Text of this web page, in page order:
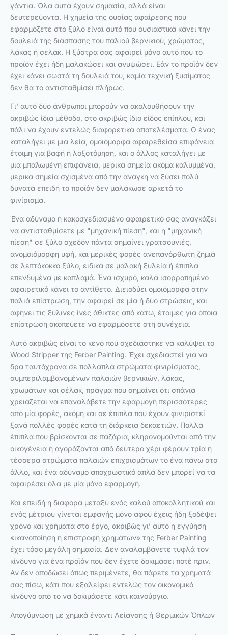
γάντια. Όλα αυτά έχουν σημασία, αλλά είναι
δευτερεύοντα. Η χημεία της ουσίας αφαίρεσης που
εφαρμόζετε στο ξύλο είναι αυτό που ουσιαστικά κάνει την
δουλειά της διάσπασης του παλιού βερνικιού, χρώματος,
λάκας ή σελακ. Η ξύστρα σας αφαιρεί μόνο αυτό που το
προϊόν έχει ήδη μαλακώσει και ανυψώσει. Εάν το προϊόν δεν
έχει κάνει σωστά τη δουλειά του, καμία τεχνική ξυσίματος
δεν θα το αντισταθμίσει πλήρως.
Γι' αυτό δύο άνθρωποι μπορούν να ακολουθήσουν την
ακριβώς ίδια μέθοδο, στο ακριβώς ίδιο είδος επίπλου, και
πάλι να έχουν εντελώς διαφορετικά αποτελέσματα. Ο ένας
καταλήγει με μια λεία, ομοιόμορφα αφαιρεθείσα επιφάνεια
έτοιμη για βαφή ή λοξοτόμηση, και ο άλλος καταλήγει με
μια μπαλωμένη επιφάνεια, μερικά σημεία ακόμα καλυμμένα,
μερικά σημεία σχισμένα από την ανάγκη να ξύσει πολύ
δυνατά επειδή το προϊόν δεν μαλάκωσε αρκετά το
φινίρισμα.
Ένα αδύναμο ή κακοσχεδιασμένο αφαιρετικό σας αναγκάζει
να αντισταθμίσετε με "μηχανική πίεση", και η "μηχανική
πίεση" σε ξύλο σχεδόν πάντα σημαίνει γρατσουνιές,
ανομοιόμορφη υφή, και μερικές φορές ανεπανόρθωτη ζημιά
σε λεπτόκοκκο ξύλο, ειδικά σε μαλακή ξυλεία ή έπιπλα
επενδυμένα με καπλαμά. Ένα ισχυρό, καλά ισορροπημένο
αφαιρετικό κάνει το αντίθετο. Διεισδύει ομοιόμορφα στην
παλιά επίστρωση, την αφαιρεί σε μία ή δύο στρώσεις, και
αφήνει τις ξύλινες ίνες άθικτες από κάτω, έτοιμες για όποια
επίστρωση σκοπεύετε να εφαρμόσετε στη συνέχεια.
Αυτό ακριβώς είναι το κενό που σχεδιάστηκε να καλύψει το
Wood Stripper της Ferber Painting. Έχει σχεδιαστεί για να
δρα ταυτόχρονα σε πολλαπλά στρώματα φινιρίσματος,
συμπεριλαμβανομένων παλαιών βερνικιών, λάκας,
χρωμάτων και σέλακ, πράγμα που σημαίνει ότι σπάνια
χρειάζεται να επαναλάβετε την εφαρμογή περισσότερες
από μία φορές, ακόμη και σε έπιπλα που έχουν φινιριστεί
ξανά πολλές φορές κατά τη διάρκεια δεκαετιών. Πολλά
έπιπλα που βρίσκονται σε παζάρια, κληρονομούνται από την
οικογένεια ή αγοράζονται από δεύτερο χέρι φέρουν τρία ή
τέσσερα στρώματα παλαιών επιχρισμάτων το ένα πάνω στο
άλλο, και ένα αδύναμο αποχρωστικό απλά δεν μπορεί να τα
αφαιρέσει όλα με μία μόνο εφαρμογή.
Και επειδή η διαφορά μεταξύ ενός καλού αποκολλητικού και
ενός μέτριου γίνεται εμφανής μόνο αφού έχεις ήδη ξοδέψει
χρόνο και χρήματα στο έργο, ακριβώς γι’ αυτό η εγγύηση
«ικανοποίηση ή επιστροφή χρημάτων» της Ferber Painting
έχει τόσο μεγάλη σημασία. Δεν αναλαμβάνετε τυφλά τον
κίνδυνο για ένα προϊόν που δεν έχετε δοκιμάσει ποτέ πριν.
Αν δεν αποδώσει όπως περιμένετε, θα πάρετε τα χρήματά
σας πίσω, κάτι που εξαλείφει εντελώς τον οικονομικό
κίνδυνο από το να δοκιμάσετε κάτι καινούργιο.
Απογύμνωση με χημικά έναντι Λείανσης ή Θερμικών Όπλων